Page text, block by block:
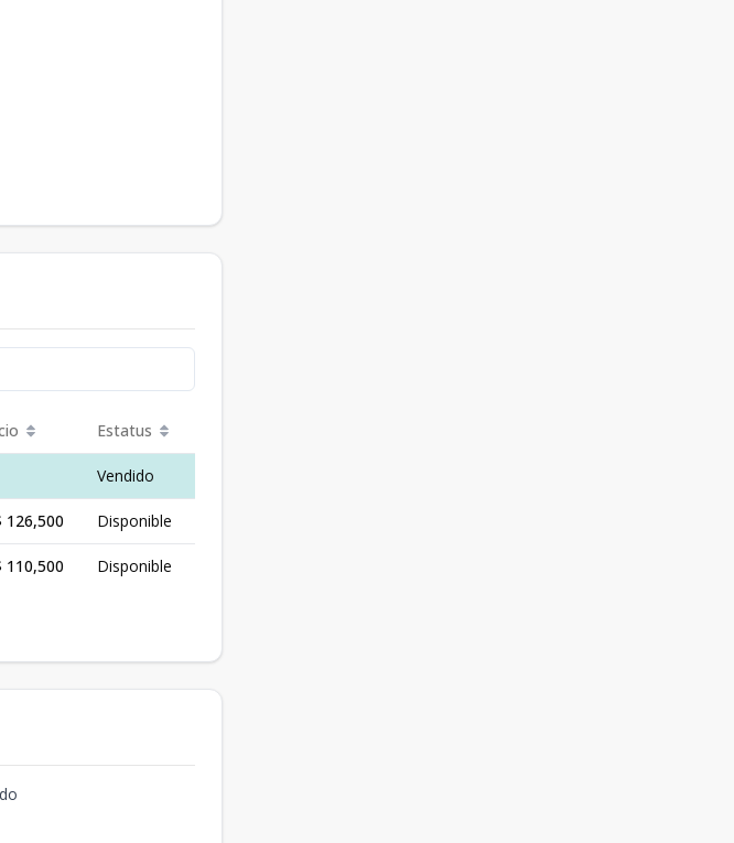
Estatus
Vendido
126,500 Disponible
110,500 Disponible